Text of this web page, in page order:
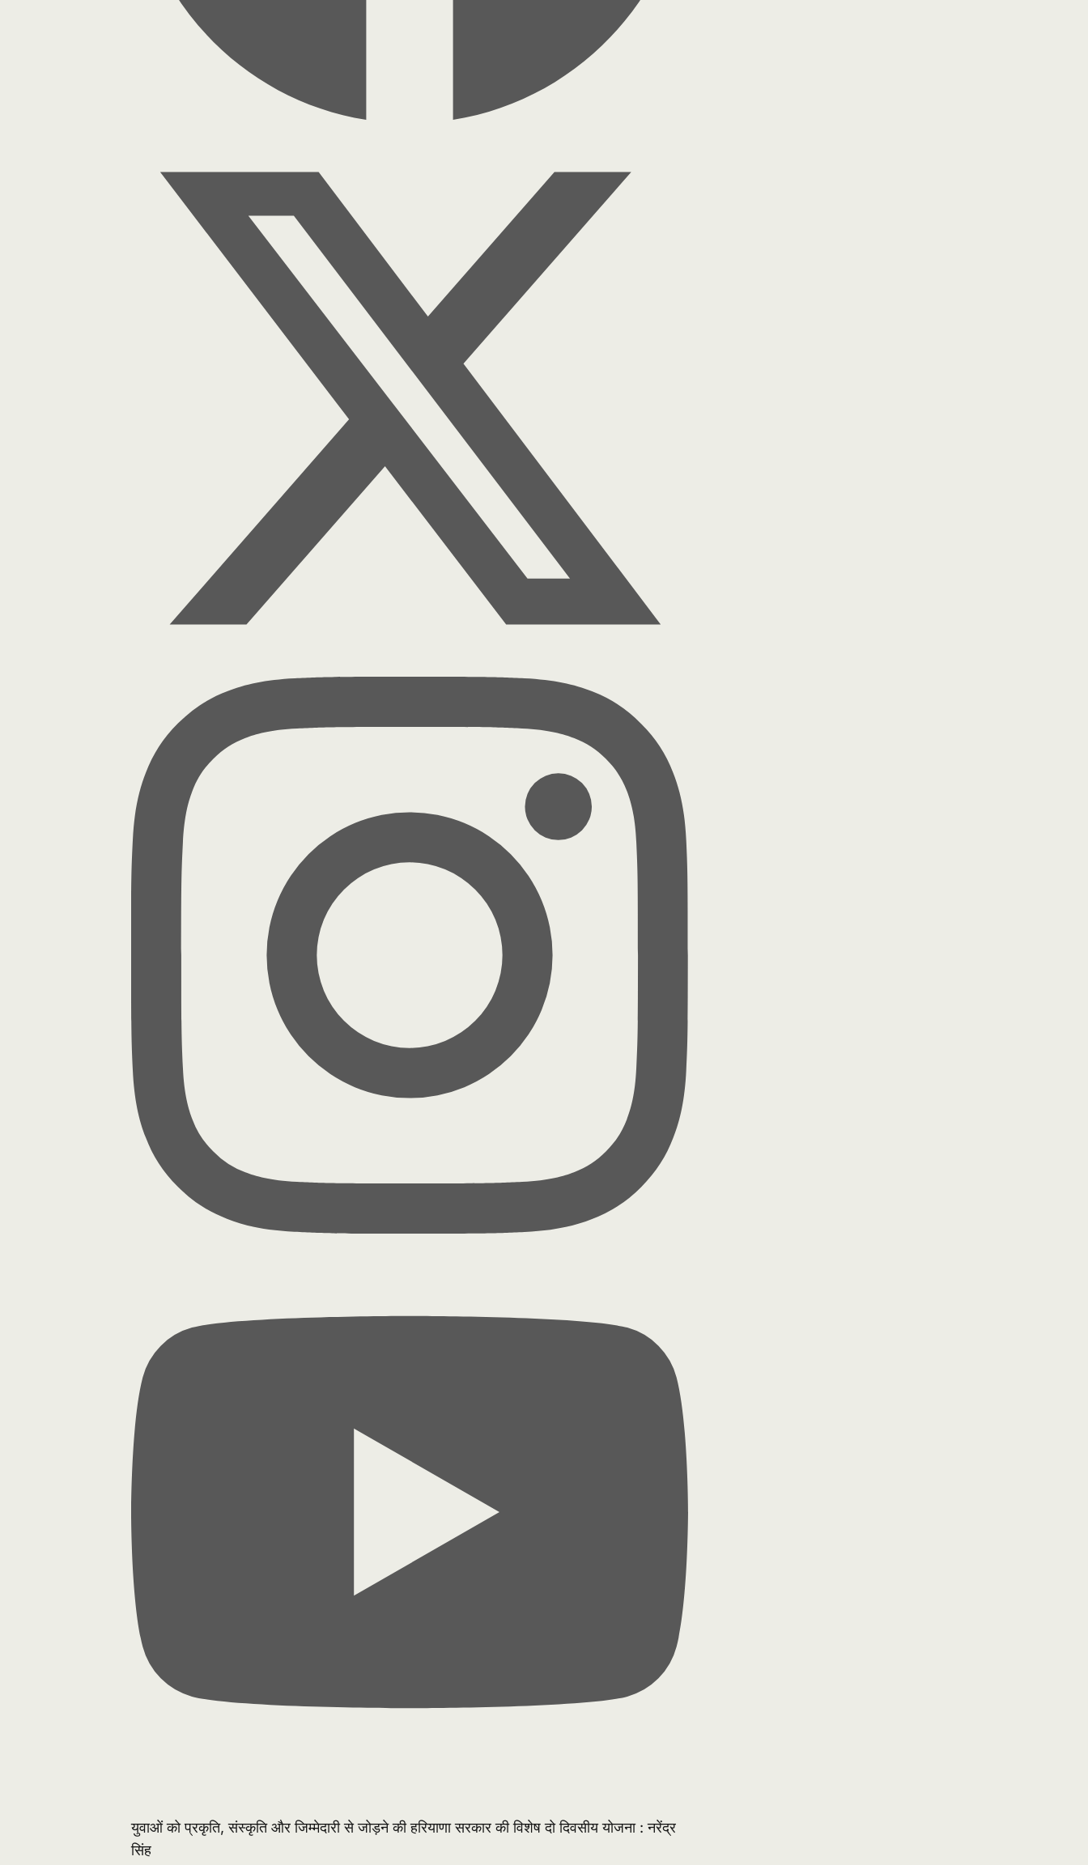
युवाओं को प्रकृति, संस्कृति और जिम्मेदारी से जोड़ने की हरियाणा सरकार की विशेष दो दिवसीय योजना : नरेंद्र
सिंह